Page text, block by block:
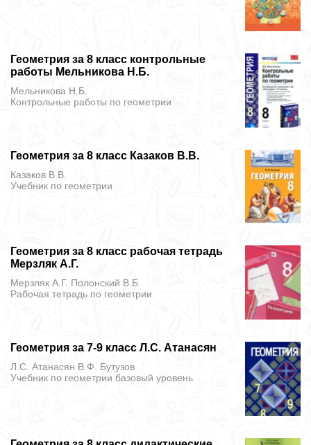
Геометрия за 8 класс контрольные
работы Мельникова Н.Б.
Мельникова Н.Б.
Контрольные работы по геометрии
Геометрия за 8 класс Казаков В.В.
Казаков В.В.
Учебник по геометрии
Геометрия за 8 класс рабочая тетрадь
Мерзляк А.Г.
Мерзляк А.Г. Полонский В.Б.
Рабочая тетрадь по геометрии
Геометрия за 7-9 класс Л.С. Атанасян
Л.С. Атанасян В.Ф. Бутузов
Учебник по геометрии базовый уровень